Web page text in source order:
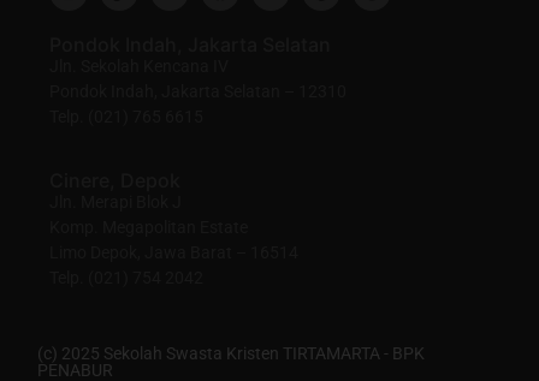
(c) 2025 Sekolah Swasta Kristen TIRTAMARTA - BPK
PENABUR